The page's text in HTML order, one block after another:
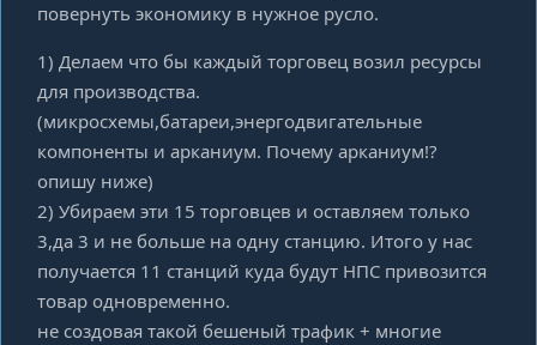
повернуть экономику в нужное русло.
1) Делаем что бы каждый торговец возил ресурсы
для производства.
(микросхемы,батареи,энергодвигательные
компоненты и арканиум. Почему арканиум!?
опишу ниже)
2) Убираем эти 15 торговцев и оставляем только
3,да 3 и не больше на одну станцию. Итого у нас
получается 11 станций куда будут НПС привозится
товар одновременно.
не создовая такой бешеный трафик + многие